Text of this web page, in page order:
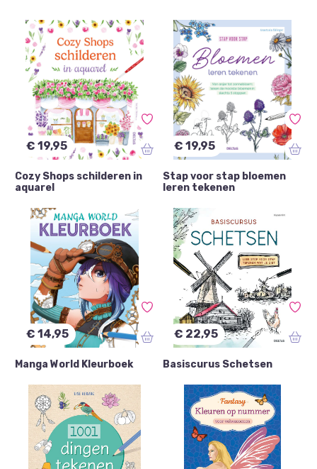
Kleuren(15)
Knutselen(2)
Papier(2)
Schilderen(2)
Tekenen(5)
€ 19,95
Cozy Shops schilderen in
aquarel
€ 19,95
Stap voor stap bloemen
leren tekenen
€ 14,95
Manga World Kleurboek
€ 22,95
Basiscurus Schetsen